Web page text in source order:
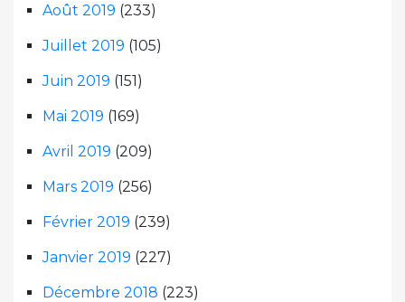
Août 2019 (233)
Juillet 2019 (105)
Juin 2019 (151)
Mai 2019 (169)
Avril 2019 (209)
Mars 2019 (256)
Février 2019 (239)
Janvier 2019 (227)
Décembre 2018 (223)